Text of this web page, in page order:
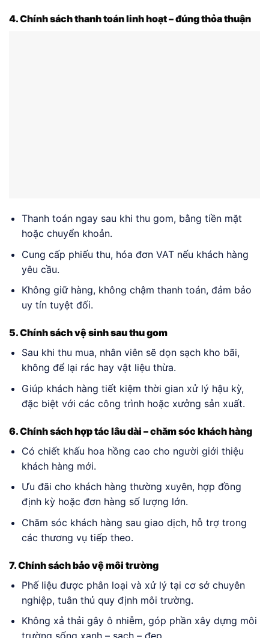
4. Chính sách thanh toán linh hoạt – đúng thỏa thuận
Thanh toán ngay sau khi thu gom, bằng tiền mặt
hoặc chuyển khoản.
Cung cấp phiếu thu, hóa đơn VAT nếu khách hàng
yêu cầu.
Không giữ hàng, không chậm thanh toán, đảm bảo
uy tín tuyệt đối.
5. Chính sách vệ sinh sau thu gom
Sau khi thu mua, nhân viên sẽ dọn sạch kho bãi,
không để lại rác hay vật liệu thừa.
Giúp khách hàng tiết kiệm thời gian xử lý hậu kỳ,
đặc biệt với các công trình hoặc xưởng sản xuất.
6. Chính sách hợp tác lâu dài – chăm sóc khách hàng
Có chiết khấu hoa hồng cao cho người giới thiệu
khách hàng mới.
Ưu đãi cho khách hàng thường xuyên, hợp đồng
định kỳ hoặc đơn hàng số lượng lớn.
Chăm sóc khách hàng sau giao dịch, hỗ trợ trong
các thương vụ tiếp theo.
7. Chính sách bảo vệ môi trường
Phế liệu được phân loại và xử lý tại cơ sở chuyên
nghiệp, tuân thủ quy định môi trường.
Không xả thải gây ô nhiễm, góp phần xây dựng môi